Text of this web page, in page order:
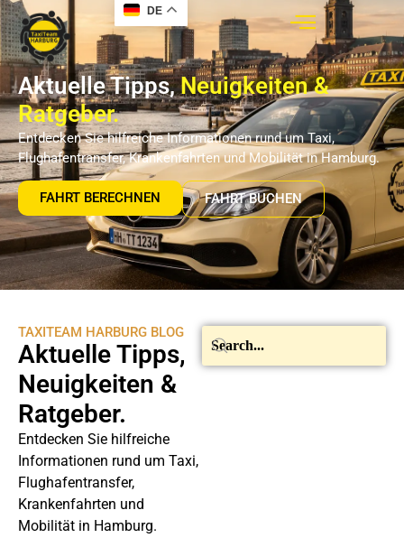
DE
Aktuelle Tipps,Neuigkeiten &
Ratgeber.
Entdecken Sie hilfreiche Informationen rund um Taxi,
Flughafentransfer, Krankenfahrten und Mobilität in Hamburg.
FAHRT BERECHNEN FAHRT BUCHEN
TAXITEAM HARBURG BLOG
Aktuelle Tipps,
Neuigkeiten &
Ratgeber.
Entdecken Sie hilfreiche
Informationen rund um Taxi,
Flughafentransfer,
Krankenfahrten und
Mobilität in Hamburg.